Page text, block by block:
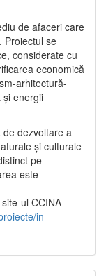
de afaceri care
Proiectul se
considerate cu
economică
arhitectură-
și energii
de dezvoltare a
și culturale
pe
este
ul CCINA
in-